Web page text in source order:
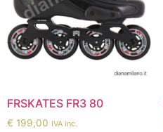
FRSKATES FR3 80
€ 199,00 IVA inc.